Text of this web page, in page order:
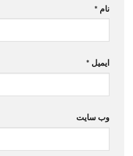
نام *
ایمیل *
وب‌ سایت